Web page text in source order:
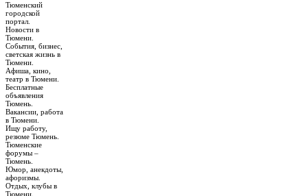
Тюменский
городской
портал.
Новости в
Тюмени.
События, бизнес,
светская жизнь в
Тюмени.
Афиша, кино,
театр в Тюмени.
Бесплатные
объявления
Тюмень.
Вакансии, работа
в Тюмени.
Ищу работу,
резюме Тюмень.
Тюменские
форумы –
Тюмень.
Юмор, анекдоты,
афоризмы.
Отдых, клубы в
Тюмени.